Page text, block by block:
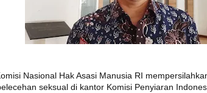
Nasional Hak Asasi Manusia RI
seksual di kantor Komisi Penyiaran